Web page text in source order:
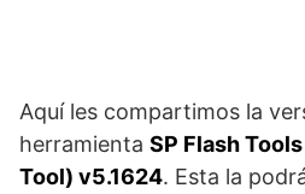
Aquí les compartimos la
herramienta SP Flash
Tool) v5.1624. Esta la